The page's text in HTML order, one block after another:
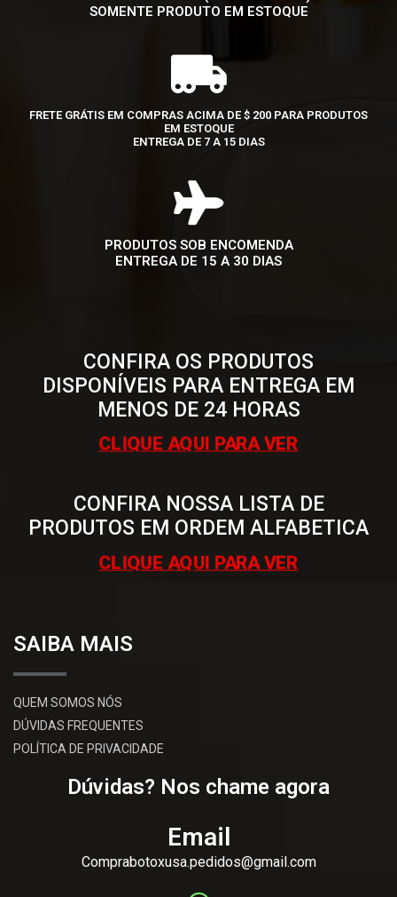
SOMENTE PRODUTO EM ESTOQUE
FRETE GRÁTIS EM COMPRAS ACIMA DE $ 200 PARA PRODUTOS
EM ESTOQUE
ENTREGA DE 7 A 15 DIAS
PRODUTOS SOB ENCOMENDA
ENTREGA DE 15 A 30 DIAS
CONFIRA OS PRODUTOS
DISPONÍVEIS PARA ENTREGA EM
MENOS DE 24 HORAS
CLIQUE AQUI PARA VER
CONFIRA NOSSA LISTA DE
PRODUTOS EM ORDEM ALFABETICA
CLIQUE AQUI PARA VER
SAIBA MAIS
QUEM SOMOS NÓS
DÚVIDAS FREQUENTES
POLÍTICA DE PRIVACIDADE
Dúvidas? Nos chame agora
Email
Comprabotoxusa.pedidos@gmail.com